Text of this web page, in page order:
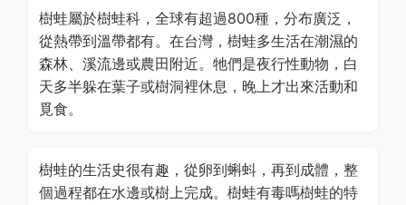
樹蛙屬於樹蛙科，全球有超過800種，分布廣泛，
從熱帶到溫帶都有。在台灣，樹蛙多生活在潮濕的
森林、溪流邊或農田附近。牠們是夜行性動物，白
天多半躲在葉子或樹洞裡休息，晚上才出來活動和
覓食。
樹蛙的生活史很有趣，從卵到蝌蚪，再到成體，整
個過程都在水邊或樹上完成。樹蛙有毒嗎樹蛙的特